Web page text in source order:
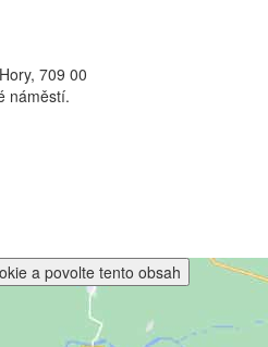
709 00
náměstí.
a povolte tento obsah